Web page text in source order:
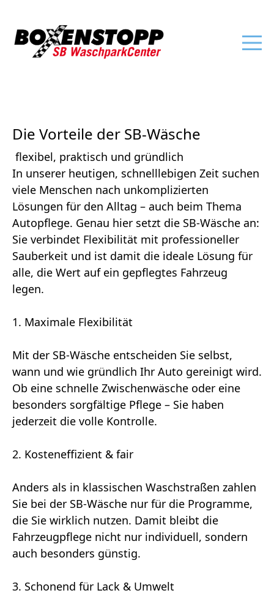
Die Vorteile der SB-Wäsche
flexibel, praktisch und gründlich
In unserer heutigen, schnelllebigen Zeit suchen
viele Menschen nach unkomplizierten
Lösungen für den Alltag – auch beim Thema
Autopflege. Genau hier setzt die SB-Wäsche an:
Sie verbindet Flexibilität mit professioneller
Sauberkeit und ist damit die ideale Lösung für
alle, die Wert auf ein gepflegtes Fahrzeug
legen.
1. Maximale Flexibilität
Mit der SB-Wäsche entscheiden Sie selbst,
wann und wie gründlich Ihr Auto gereinigt wird.
Ob eine schnelle Zwischenwäsche oder eine
besonders sorgfältige Pflege – Sie haben
jederzeit die volle Kontrolle.
2. Kosteneffizient & fair
Anders als in klassischen Waschstraßen zahlen
Sie bei der SB-Wäsche nur für die Programme,
die Sie wirklich nutzen. Damit bleibt die
Fahrzeugpflege nicht nur individuell, sondern
auch besonders günstig.
3. Schonend für Lack & Umwelt